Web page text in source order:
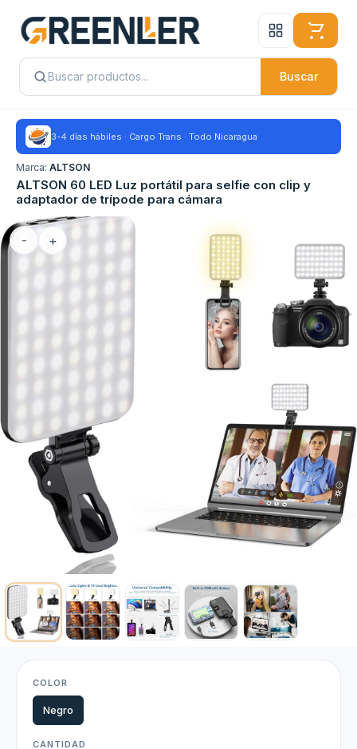
Buscar
3-4 días hábiles · Cargo Trans · Todo Nicaragua
Marca: ALTSON
ALTSON 60 LED Luz portátil para selfie con clip y
adaptador de trípode para cámara
- +
COLOR
Negro
CANTIDAD